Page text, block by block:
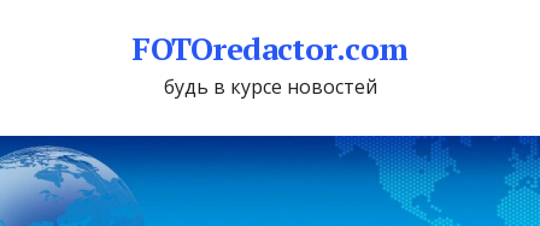
FOTOredactor.com
будь в курсе новостей